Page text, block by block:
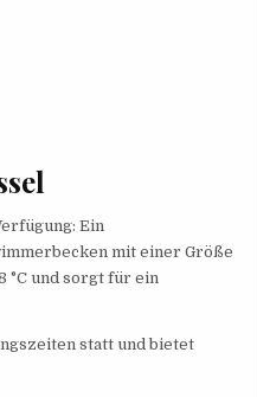
Ein
mit einer Größe
°C und sorgt für ein
statt und bietet